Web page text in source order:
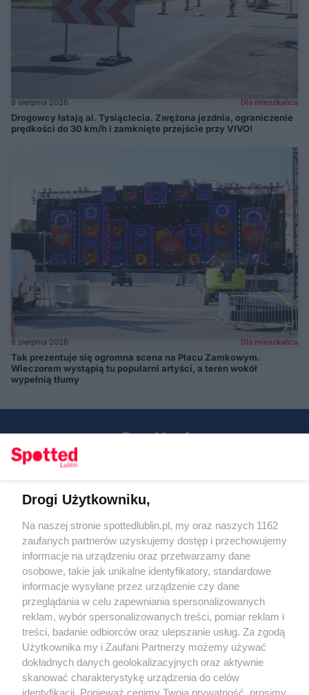
8 sierpnia 2026 Dla mieszkańca
Drogowcy łatają al. Tysiąclecia. Zwężona jezdnia, ograniczenie
prędkości do 30 km/h i zamknięte przejście przy VIVO!
8 sierpnia 2026 Dla mieszkańca
Tak prezentuje się ogromna scena na Placu Zamkowym.
Wieczorem wystąpią tu popularni artyści, a teren wokół
wypełnią tłumy
KATEGORIE
OGŁOSZENIA
WYDARZENIA
Regulamin
Polityka prywatności
RODO
Warunki korzystania z treści
Drogi Użytkowniku,
Na naszej stronie spottedlublin.pl, my oraz naszych 1162
zaufanych partnerów uzyskujemy dostęp i przechowujemy
informacje na urządzeniu oraz przetwarzamy dane
osobowe, takie jak unikalne identyfikatory, standardowe
informacje wysyłane przez urządzenie czy dane
przeglądania w celu zapewniania spersonalizowanych
reklam, wybór spersonalizowanych treści, pomiar reklam i
treści, badanie odbiorców oraz ulepszanie usług. Za zgodą
Użytkownika my i Zaufani Partnerzy możemy używać
dokładnych danych geolokalizacyjnych oraz aktywnie
skanować charakterystykę urządzenia do celów
identyfikacji. Ponieważ cenimy Twoją prywatność, prosimy